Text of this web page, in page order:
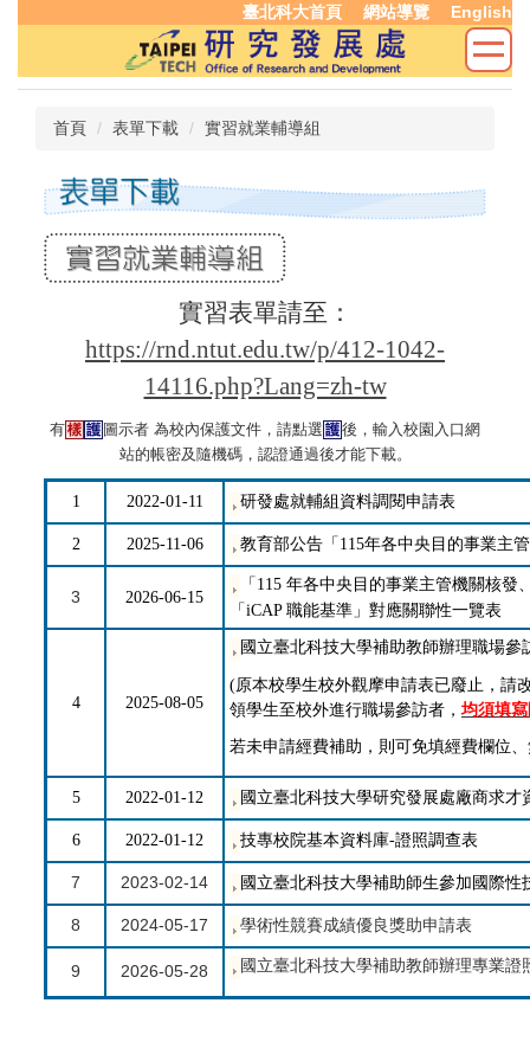
要
臺北科大首頁 網站導覽 English
首頁 表單下載 實習就業輔導組
實習表單請至：
https://rnd.ntut.edu.tw/p/412-1042-
14116.php?Lang=zh-tw
有 圖示者 為校內保護文件，請點選
後，輸入校園入口網
站的帳密及隨機碼，認證通過後才能下載。
1 2022-01-11 研發處就輔組資料調閱申請表
2 2025-11-06 教育部公告「115年各中央目的事業主
3 2026-06-15
「115 年各中央目的事業主管機關核
「iCAP 職能基準」對應關聯性一覽表
4 2025-08-05
國立臺北科技大學補助教師辦理職場參
(原本校學生校外觀摩申請表已廢止，請
領學生至校外進行職場參訪者，均須填寫
若未申請經費補助，則可免填經費欄位
5 2022-01-12 國立臺北科技大學研究發展處廠商求才
6 2022-01-12 技專校院基本資料庫-證照調查表
7 2023-02-14 國立臺北科技大學補助師生參加國際性
8 2024-05-17 學術性競賽成績優良獎助申請表
9 2026-05-28 國立臺北科技大學補助教師辦理專業